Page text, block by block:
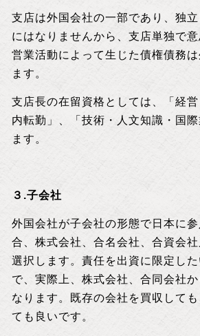
支店は外国会社の一部であり、独
にはなりませんから、支店単独で意
営業活動によって生じた債権債務
ます。
支店長の在留資格としては、「経
内転勤」、「技術・人文知識・国
ます。
３.子会社
外国会社が子会社の形態で日本に
合、株式会社、合名会社、合資会
選択します。責任を出資に限定し
で、実際上、株式会社、合同会社
なります。既存の会社を買収して
ても良いです。